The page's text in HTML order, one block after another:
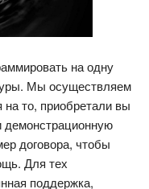
на одну
Мы осуществляем
на то, приобретали вы
демонстрационную
договора, чтобы
Для тех
поддержка,